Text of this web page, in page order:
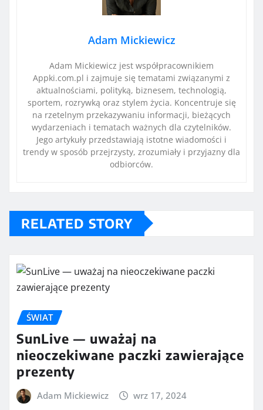
Adam Mickiewicz
Adam Mickiewicz jest współpracownikiem
Appki.com.pl i zajmuje się tematami związanymi z
aktualnościami, polityką, biznesem, technologią,
sportem, rozrywką oraz stylem życia. Koncentruje się
na rzetelnym przekazywaniu informacji, bieżących
wydarzeniach i tematach ważnych dla czytelników.
Jego artykuły przedstawiają istotne wiadomości i
trendy w sposób przejrzysty, zrozumiały i przyjazny dla
odbiorców.
RELATED STORY
ŚWIAT
SunLive — uważaj na
nieoczekiwane paczki zawierające
prezenty
Adam Mickiewicz wrz 17, 2024